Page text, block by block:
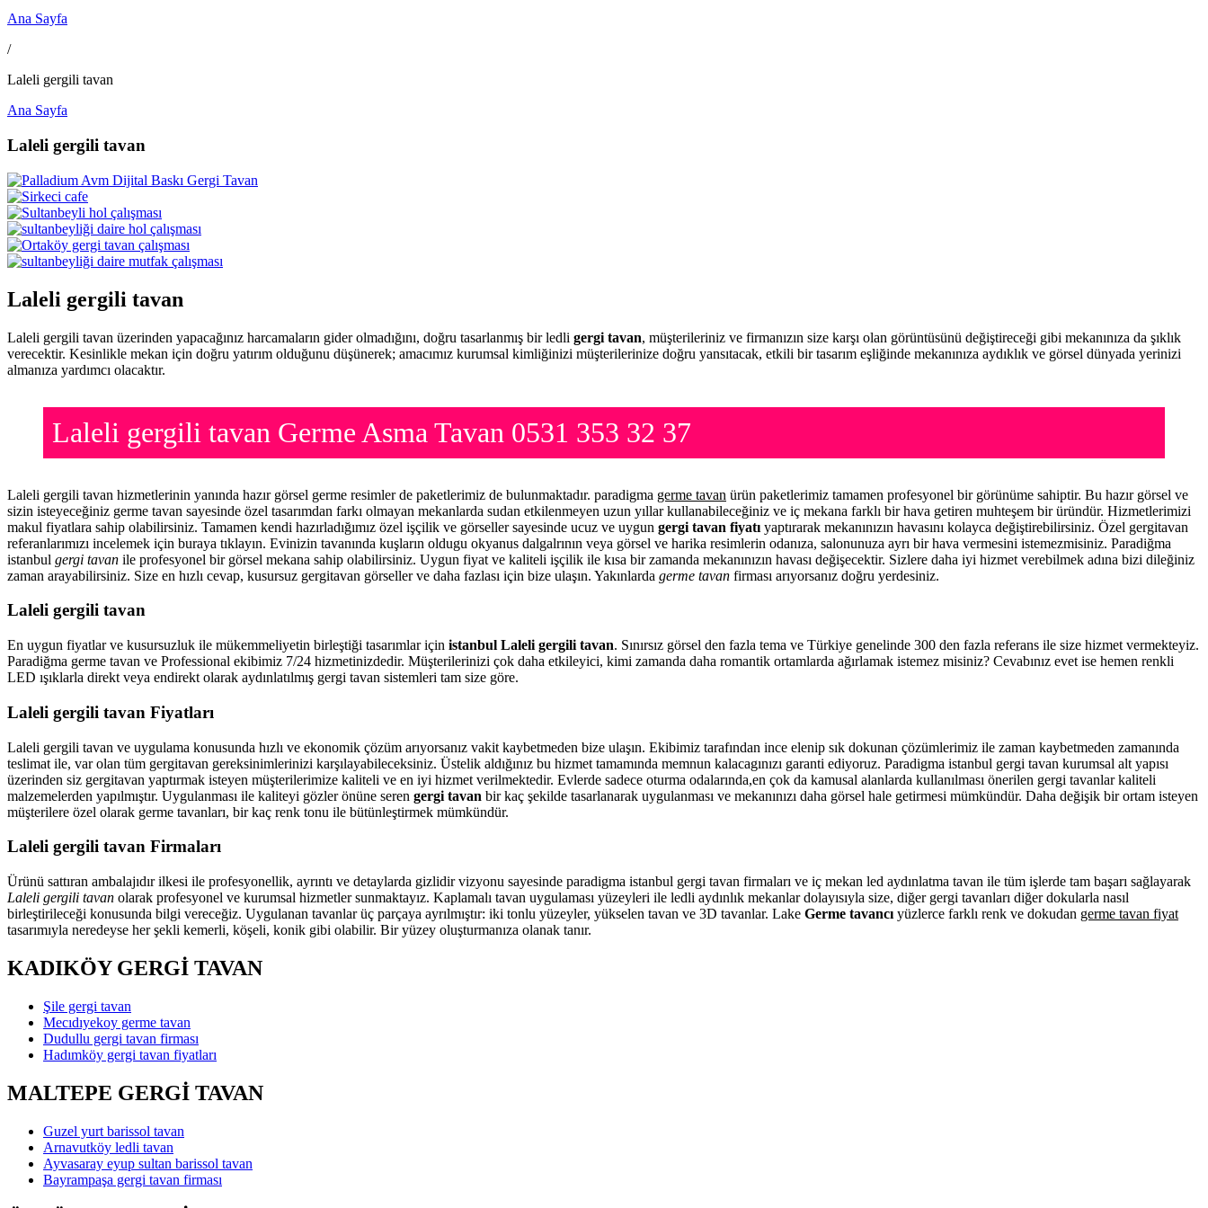
Ana Sayfa
/
Laleli gergili tavan
Ana Sayfa
Laleli gergili tavan
Laleli gergili tavan
Laleli gergili tavan üzerinden yapacağınız harcamaların gider olmadığını, doğru tasarlanmış bir ledli gergi tavan, müşterileriniz ve firmanızın size karşı olan görüntüsünü değiştireceği gibi mekanınıza da şıklık
verecektir. Kesinlikle mekan için doğru yatırım olduğunu düşünerek; amacımız kurumsal kimliğinizi müşterilerinize doğru yansıtacak, etkili bir tasarım eşliğinde mekanınıza aydıklık ve görsel dünyada yerinizi
almanıza yardımcı olacaktır.
Laleli gergili tavan Germe Asma Tavan 0531 353 32 37
Laleli gergili tavan hizmetlerinin yanında hazır görsel germe resimler de paketlerimiz de bulunmaktadır. paradigma germe tavan ürün paketlerimiz tamamen profesyonel bir görünüme sahiptir. Bu hazır görsel ve
sizin isteyeceğiniz germe tavan sayesinde özel tasarımdan farkı olmayan mekanlarda sudan etkilenmeyen uzun yıllar kullanabileceğiniz ve iç mekana farklı bir hava getiren muhteşem bir üründür. Hizmetlerimizi
makul fiyatlara sahip olabilirsiniz. Tamamen kendi hazırladığımız özel işçilik ve görseller sayesinde ucuz ve uygun gergi tavan fiyatı yaptırarak mekanınızın havasını kolayca değiştirebilirsiniz. Özel gergitavan
referanlarımızı incelemek için buraya tıklayın. Evinizin tavanında kuşların oldugu okyanus dalgalrının veya görsel ve harika resimlerin odanıza, salonunuza ayrı bir hava vermesini istemezmisiniz. Paradiğma
istanbul gergi tavan ile profesyonel bir görsel mekana sahip olabilirsiniz. Uygun fiyat ve kaliteli işçilik ile kısa bir zamanda mekanınızın havası değişecektir. Sizlere daha iyi hizmet verebilmek adına bizi dileğiniz
zaman arayabilirsiniz. Size en hızlı cevap, kusursuz gergitavan görseller ve daha fazlası için bize ulaşın. Yakınlarda germe tavan firması arıyorsanız doğru yerdesiniz.
Laleli gergili tavan
En uygun fiyatlar ve kusursuzluk ile mükemmeliyetin birleştiği tasarımlar için istanbul Laleli gergili tavan. Sınırsız görsel den fazla tema ve Türkiye genelinde 300 den fazla referans ile size hizmet vermekteyiz.
Paradiğma germe tavan ve Professional ekibimiz 7/24 hizmetinizdedir. Müşterilerinizi çok daha etkileyici, kimi zamanda daha romantik ortamlarda ağırlamak istemez misiniz? Cevabınız evet ise hemen renkli
LED ışıklarla direkt veya endirekt olarak aydınlatılmış gergi tavan sistemleri tam size göre.
Laleli gergili tavan Fiyatları
Laleli gergili tavan ve uygulama konusunda hızlı ve ekonomik çözüm arıyorsanız vakit kaybetmeden bize ulaşın. Ekibimiz tarafından ince elenip sık dokunan çözümlerimiz ile zaman kaybetmeden zamanında
teslimat ile, var olan tüm gergitavan gereksinimlerinizi karşılayabileceksiniz. Üstelik aldığınız bu hizmet tamamında memnun kalacagınızı garanti ediyoruz. Paradigma istanbul gergi tavan kurumsal alt yapısı
üzerinden siz gergitavan yaptırmak isteyen müşterilerimize kaliteli ve en iyi hizmet verilmektedir. Evlerde sadece oturma odalarında,en çok da kamusal alanlarda kullanılması önerilen gergi tavanlar kaliteli
malzemelerden yapılmıştır. Uygulanması ile kaliteyi gözler önüne seren gergi tavan bir kaç şekilde tasarlanarak uygulanması ve mekanınızı daha görsel hale getirmesi mümkündür. Daha değişik bir ortam isteyen
müşterilere özel olarak germe tavanları, bir kaç renk tonu ile bütünleştirmek mümkündür.
Laleli gergili tavan Firmaları
Ürünü sattıran ambalajıdır ilkesi ile profesyonellik, ayrıntı ve detaylarda gizlidir vizyonu sayesinde paradigma istanbul gergi tavan firmaları ve iç mekan led aydınlatma tavan ile tüm işlerde tam başarı sağlayarak
Laleli gergili tavan olarak profesyonel ve kurumsal hizmetler sunmaktayız. Kaplamalı tavan uygulaması yüzeyleri ile ledli aydınlık mekanlar dolayısıyla size, diğer gergi tavanları diğer dokularla nasıl
birleştirileceği konusunda bilgi vereceğiz. Uygulanan tavanlar üç parçaya ayrılmıştır: iki tonlu yüzeyler, yükselen tavan ve 3D tavanlar. Lake Germe tavancı yüzlerce farklı renk ve dokudan germe tavan fiyat
tasarımıyla neredeyse her şekli kemerli, köşeli, konik gibi olabilir. Bir yüzey oluşturmanıza olanak tanır.
KADIKÖY GERGİ TAVAN
Şile gergi tavan
Mecıdıyekoy germe tavan
Dudullu gergi tavan firması
Hadımköy gergi tavan fiyatları
MALTEPE GERGİ TAVAN
Guzel yurt barissol tavan
Arnavutköy ledli tavan
Ayvasaray eyup sultan barissol tavan
Bayrampaşa gergi tavan firması